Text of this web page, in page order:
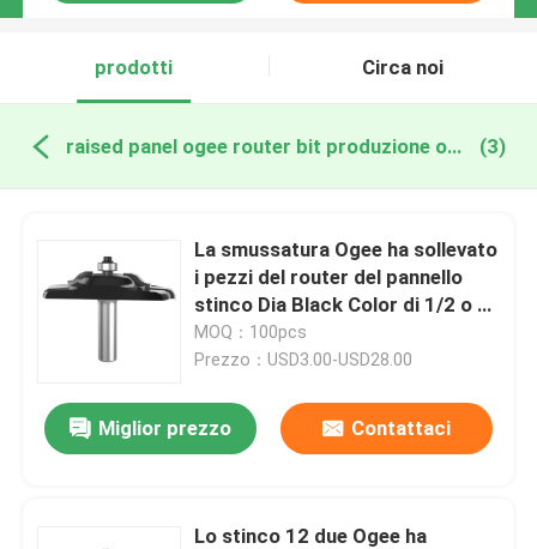
prodotti Circa noi
raised panel ogee router bit produzione online (3)
La smussatura Ogee ha sollevato
i pezzi del router del pannello
stinco Dia Black Color di 1/2 o di
12mm»
MOQ：100pcs
Prezzo：USD3.00-USD28.00
Miglior prezzo Contattaci
Lo stinco 12 due Ogee ha